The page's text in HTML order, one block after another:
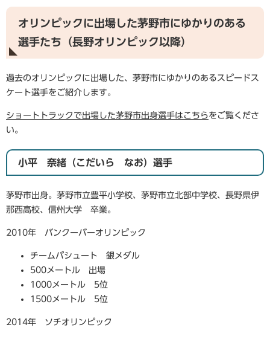
オリンピックに出場した茅野市にゆかりのある
選手たち（長野オリンピック以降）
過去のオリンピックに出場した、茅野市にゆかりのあるスピードス
ケート選手をご紹介します。
ショートトラックで出場した茅野市出身選手はこちらをご覧くださ
い。
小平 奈緒（こだいら なお）選手
茅野市出身。茅野市立豊平小学校、茅野市立北部中学校、長野県伊
那西高校、信州大学 卒業。
2010年 バンクーバーオリンピック
チームパシュート 銀メダル
500メートル 出場
1000メートル 5位
1500メートル 5位
2014年 ソチオリンピック